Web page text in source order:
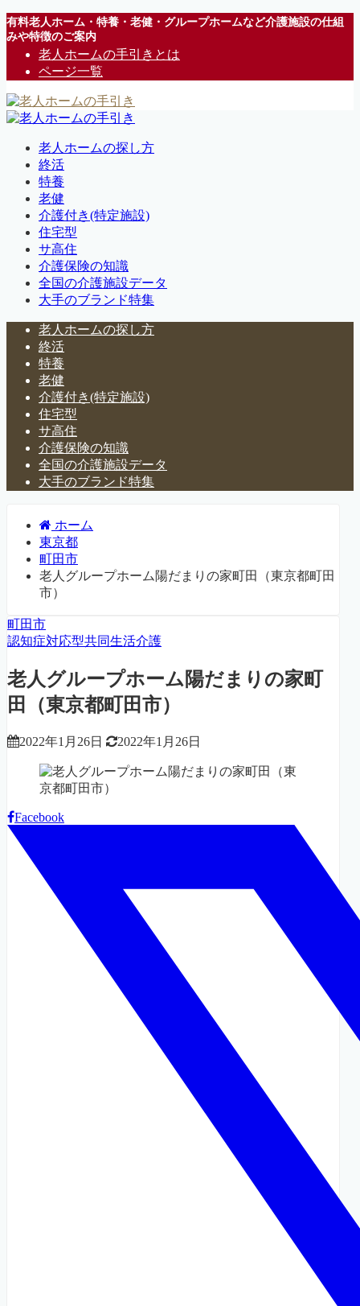
有料老人ホーム・特養・老健・グループホームなど介護施設の仕組
みや特徴のご案内
老人ホームの手引きとは
ページ一覧
老人ホームの探し方
終活
特養
老健
介護付き(特定施設)
住宅型
サ高住
介護保険の知識
全国の介護施設データ
大手のブランド特集
老人ホームの探し方
終活
特養
老健
介護付き(特定施設)
住宅型
サ高住
介護保険の知識
全国の介護施設データ
大手のブランド特集
ホーム
東京都
町田市
老人グループホーム陽だまりの家町田（東京都町田
市）
町田市
認知症対応型共同生活介護
老人グループホーム陽だまりの家町
田（東京都町田市）
2022年1月26日 2022年1月26日
Facebook